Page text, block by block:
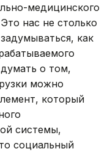
медицинского
нас не столько
как
о том,
можно
который
системы,
социальный